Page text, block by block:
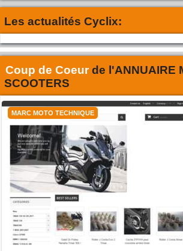
Les actualités Cyclix:
Coup de Coeurde l'ANNUAIRE
SCOOTERS
MARC MOTO TECHNIQUE